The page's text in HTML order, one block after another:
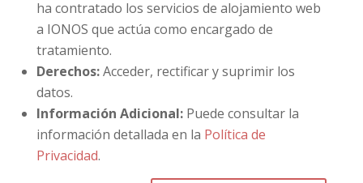
ha contratado los servicios de alojamiento web
a IONOS que actúa como encargado de
tratamiento.
Derechos:Acceder, rectificar y suprimir los
datos.
Información Adicional:Puede consultar la
información detallada en la Política de
Privacidad.